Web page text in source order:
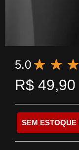
5.0
R$ 49,90
SEM ESTOQUE